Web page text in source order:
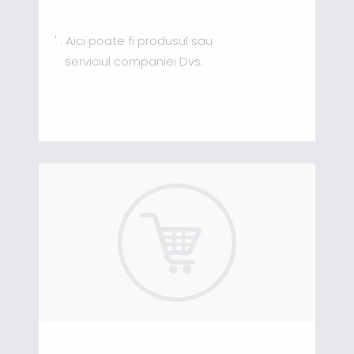
' . Aici poate fi produsul sau
serviciul companiei Dvs.